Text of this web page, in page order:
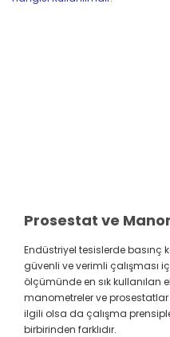
Endüstriyel tesislerde basınç
güvenli ve verimli çalışması
ölçümünde en sık kullanılan
manometreler ve prosestatlar
ilgili olsa da çalışma
birbirinden farklıdır.